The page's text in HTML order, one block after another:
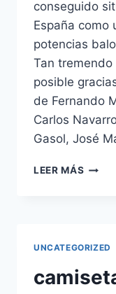
conseguido
España como
potencias
Tan
posible
de Fernando
Carlos
Gasol, José
LEER MÁS
UNCATEGORIZED